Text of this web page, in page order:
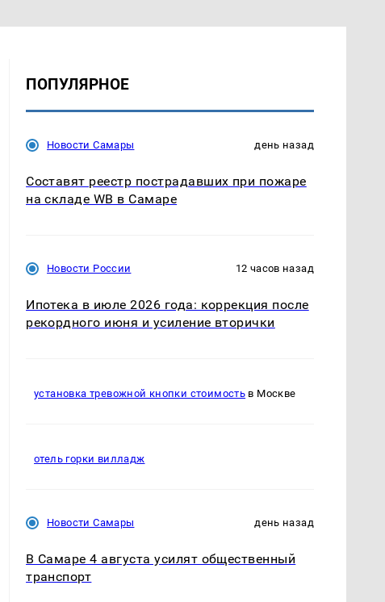
ПОПУЛЯРНОЕ
Новости Самары день назад
Составят реестр пострадавших при пожаре
на складе WB в Самаре
Новости России 12 часов назад
Ипотека в июле 2026 года: коррекция после
рекордного июня и усиление вторички
установка тревожной кнопки стоимость в Москве
отель горки вилладж
Новости Самары день назад
В Самаре 4 августа усилят общественный
транспорт